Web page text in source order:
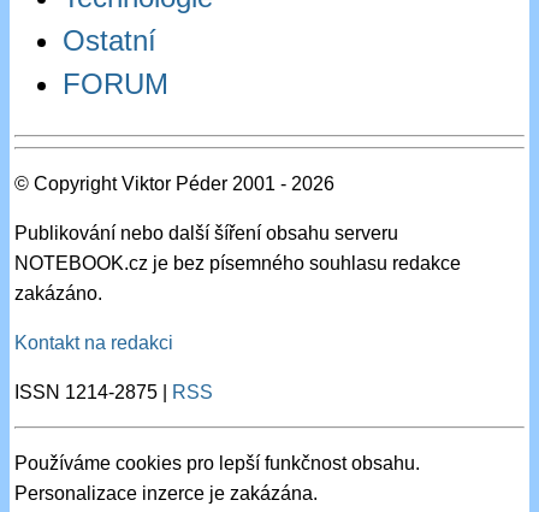
Ostatní
FORUM
© Copyright Viktor Péder 2001 - 2026
Publikování nebo další šíření obsahu serveru
NOTEBOOK.cz je bez písemného souhlasu redakce
zakázáno.
Kontakt na redakci
ISSN 1214-2875 | RSS
Používáme cookies pro lepší funkčnost obsahu.
Personalizace inzerce je zakázána.